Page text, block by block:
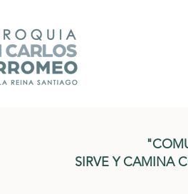
SIRVE Y CAMINA